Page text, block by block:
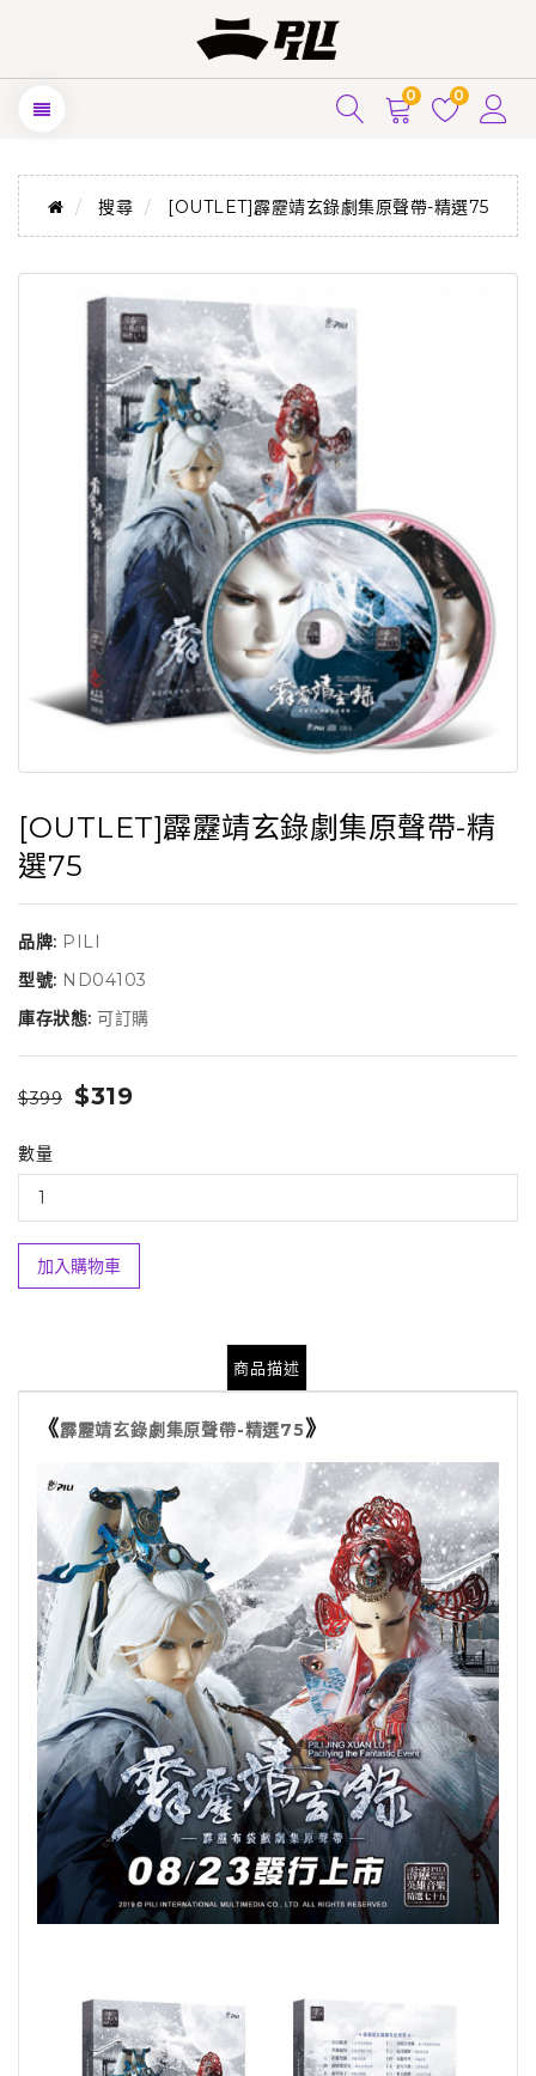
0 0
搜尋 [OUTLET]霹靂靖玄錄劇集原聲帶-精選75
[OUTLET]霹靂靖玄錄劇集原聲帶-精
選75
品牌: PILI
型號: ND04103
庫存狀態: 可訂購
$399 $319
數量
加入購物車
商品描述
《霹靂靖玄錄劇集原聲帶-精選75》